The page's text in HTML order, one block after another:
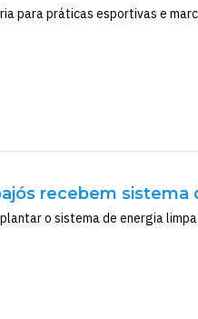
para práticas esportivas e
recebem
o sistema de energia